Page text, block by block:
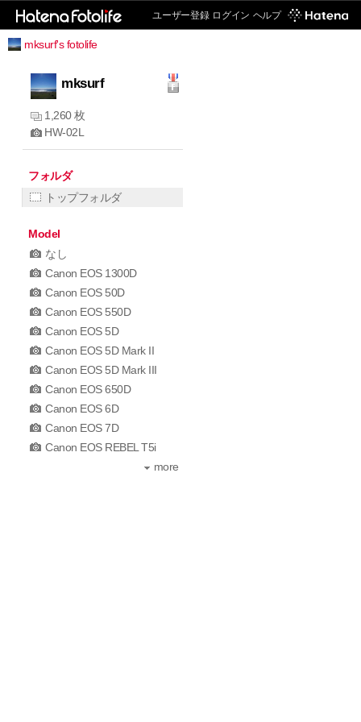
ユーザー登録 ログイン ヘルプ
mksurf's fotolife
mksurf
1,260 枚
HW-02L
フォルダ
トップフォルダ
Model
なし
Canon EOS 1300D
Canon EOS 50D
Canon EOS 550D
Canon EOS 5D
Canon EOS 5D Mark II
Canon EOS 5D Mark III
Canon EOS 650D
Canon EOS 6D
Canon EOS 7D
Canon EOS REBEL T5i
more